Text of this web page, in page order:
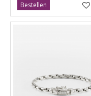
Bestellen